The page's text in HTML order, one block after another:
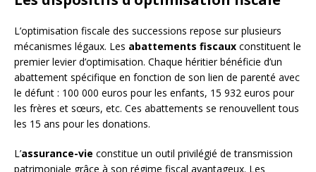
L’optimisation fiscale des successions repose sur plusieurs
mécanismes légaux. Les abattements fiscaux constituent le
premier levier d’optimisation. Chaque héritier bénéficie d’un
abattement spécifique en fonction de son lien de parenté avec
le défunt : 100 000 euros pour les enfants, 15 932 euros pour
les frères et sœurs, etc. Ces abattements se renouvellent tous
les 15 ans pour les donations.
L’assurance-vie constitue un outil privilégié de transmission
patrimoniale grâce à son régime fiscal avantageux. Les